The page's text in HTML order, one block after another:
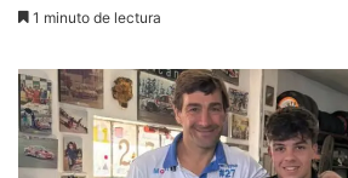
1 minuto de lectura